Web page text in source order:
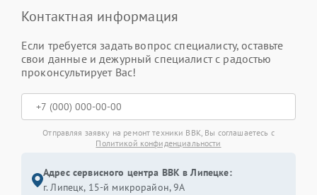
Контактная информация
Если требуется задать вопрос специалисту, оставьте
свои данные и дежурный специалист с радостью
проконсультирует Вас!
Отправляя заявку на ремонт техники BBK, Вы соглашаетесь с
Политикой конфиденциальности
Адрес сервисного центра BBK в Липецке:
г. Липецк, 15-й микрорайон, 9А